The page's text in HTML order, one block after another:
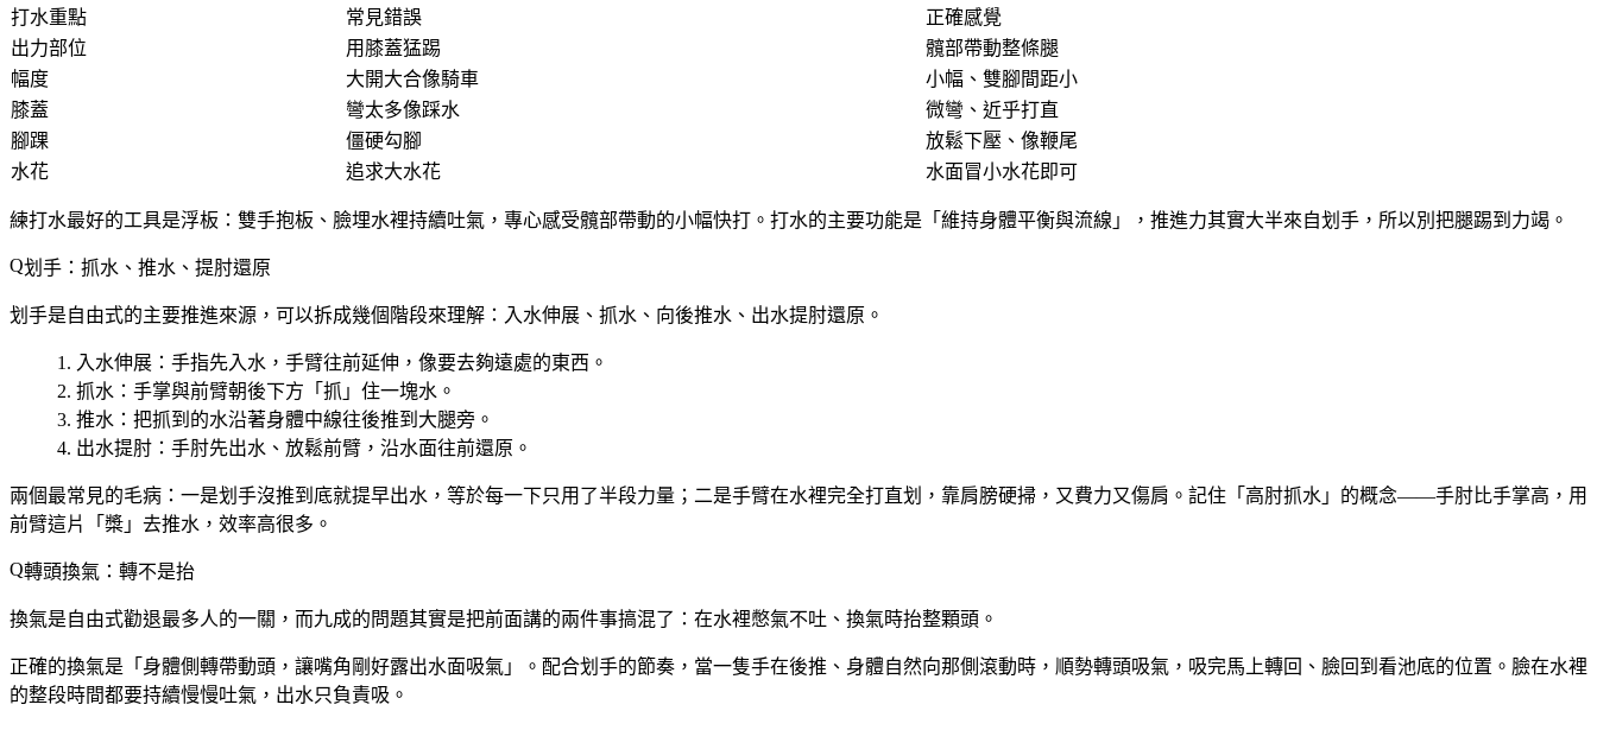
打水重點 常見錯誤
正確感覺
出力部位
用膝蓋猛踢
髖部帶動整條腿
幅度
大開大合像騎車
小幅、雙腳間距小
膝蓋
彎太多像踩水
微彎、近乎打直
腳踝
僵硬勾腳
放鬆下壓、像鞭尾
水花
追求大水花 水面冒小水花即可
練打水最好的工具是浮板：雙手抱板、臉埋水裡持續吐氣，專心感受髖部帶動的小幅快打。打水的主要功能是「維持身體平衡與流線」，推進力其實大半來自划手，所以別把腿踢到力竭。
划手：抓水、推水、提肘還原
划手是自由式的主要推進來源，可以拆成幾個階段來理解：入水伸展、抓水、向後推水、出水提肘還原。
入水伸展 ：手指先入水，手臂往前延伸，像要去夠遠處的東西。
抓水 ：手掌與前臂朝後下方「抓」住一塊水。
推水 ：把抓到的水沿著身體中線往後推到大腿旁。
出水提肘 ：手肘先出水、放鬆前臂，沿水面往前還原。
兩個最常見的毛病：一是划手沒推到底就提早出水 ，等於每一下只用了半段力量；二是手臂在水裡完全打直划 ，靠肩膀硬掃，又費力又傷肩。記住「高肘抓水」的概念——手肘比手掌高，用
前臂這片「槳」去推水，效率高很多。
轉頭換氣：轉不是抬
換氣是自由式勸退最多人的一關，而九成的問題其實是把前面講的兩件事搞混了：在水裡憋氣不吐、換氣時抬整顆頭。
正確的換氣是「 身體側轉帶動頭，讓嘴角剛好露出水面吸氣 」。配合划手的節奏，當一隻手在後推、身體自然向那側滾動時，順勢轉頭吸氣，吸完馬上轉回、臉回到看池底的位置。臉在水裡
的整段時間都要持續慢慢吐氣，出水只負責吸。